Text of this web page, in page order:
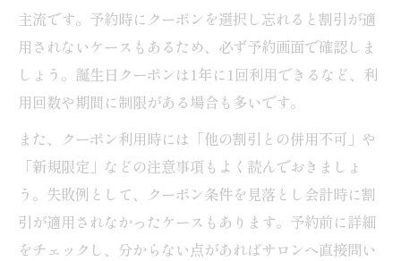
主流です。予約時にクーポンを選択し忘れると割引が適
用されないケースもあるため、必ず予約画面で確認しま
しょう。誕生日クーポンは1年に1回利用できるなど、利
用回数や期間に制限がある場合も多いです。
また、クーポン利用時には「他の割引との併用不可」や
「新規限定」などの注意事項もよく読んでおきましょ
う。失敗例として、クーポン条件を見落とし会計時に割
引が適用されなかったケースもあります。予約前に詳細
をチェックし、分からない点があればサロンへ直接問い